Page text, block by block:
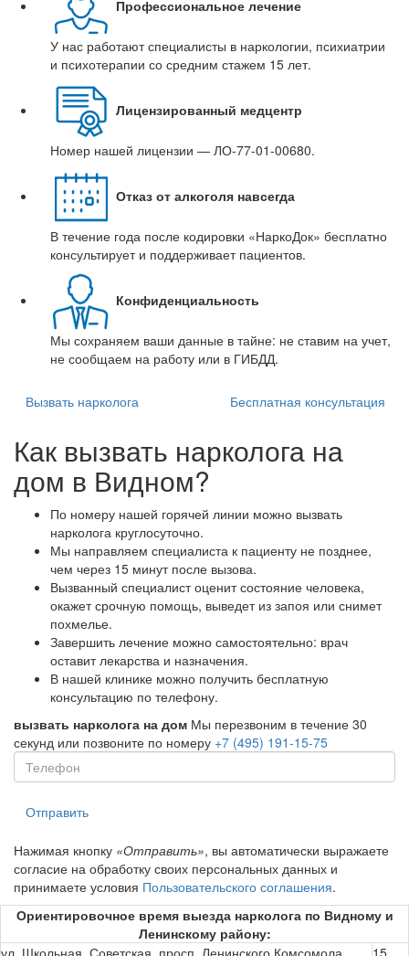
Профессиональное лечение
У нас работают специалисты в наркологии, психиатрии
и психотерапии со средним стажем 15 лет.
Лицензированный медцентр
Номер нашей лицензии — ЛО-77-01-00680.
Отказ от алкоголя навсегда
В течение года после кодировки «НаркоДок» бесплатно
консультирует и поддерживает пациентов.
Конфиденциальность
Мы сохраняем ваши данные в тайне: не ставим на учет,
не сообщаем на работу или в ГИБДД.
Вызвать нарколога Бесплатная консультация
Как вызвать нарколога на
дом в Видном?
По номеру нашей горячей линии можно вызвать
нарколога круглосуточно.
Мы направляем специалиста к пациенту не позднее,
чем через 15 минут после вызова.
Вызванный специалист оценит состояние человека,
окажет срочную помощь, выведет из запоя или снимет
похмелье.
Завершить лечение можно самостоятельно: врач
оставит лекарства и назначения.
В нашей клинике можно получить бесплатную
консультацию по телефону.
вызвать нарколога на дом Мы перезвоним в течение 30
секунд или позвоните по номеру +7 (495) 191-15-75
Отправить
Нажимая кнопку «Отправить», вы автоматически выражаете
согласие на обработку своих персональных данных и
принимаете условия Пользовательского соглашения.
Ориентировочное время выезда нарколога по Видному и
Ленинскому району:
ул. Школьная, Советская, просп. Ленинского Комсомола,
15